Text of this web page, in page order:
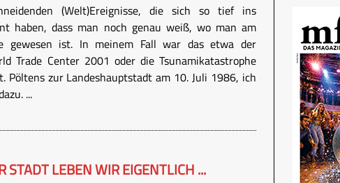
(Welt)Ereignisse, die sich so tief ins
haben, dass man noch genau weiß, wo man am
gewesen ist. In meinem Fall war das etwa der
Trade Center 2001 oder die Tsunamikatastrophe
Pöltens zur Landeshauptstadt am 10. Juli 1986, ich
...
STADT LEBEN WIR EIGENTLICH ...